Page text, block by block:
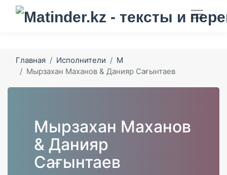
Главная Исполнители
М
Мырзахан Маханов & Данияр Сағынтаев
Мырзахан Маханов
& Данияр
Сағынтаев